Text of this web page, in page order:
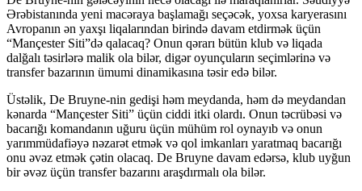
Ərəbistanında yeni macəraya başlamağı seçəcək, yoxsa karyerasını
Avropanın ən yaxşı liqalarından birində davam etdirmək üçün
“Mançester Siti”də qalacaq? Onun qərarı bütün klub və liqada
dalğalı təsirlərə malik ola bilər, digər oyunçuların seçimlərinə və
transfer bazarının ümumi dinamikasına təsir edə bilər.
Üstəlik, De Bruyne-nin gedişi həm meydanda, həm də meydandan
kənarda “Mançester Siti” üçün ciddi itki olardı. Onun təcrübəsi və
bacarığı komandanın uğuru üçün mühüm rol oynayıb və onun
yarımmüdafiəyə nəzarət etmək və qol imkanları yaratmaq bacarığı
onu əvəz etmək çətin olacaq. De Bruyne davam edərsə, klub uyğun
bir əvəz üçün transfer bazarını araşdırmalı ola bilər.